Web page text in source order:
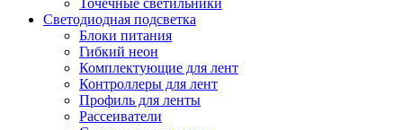
Точечные светильники
Светодиодная подсветка
Блоки питания
Гибкий неон
Комплектующие для лент
Контроллеры для лент
Профиль для ленты
Рассеиватели